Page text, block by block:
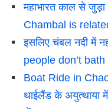
महाभारत काल से
Chambal is
इसलिए चंबल नदी में
people don’t
Boat Ride in
थाईलैंड के अयुत्थाया